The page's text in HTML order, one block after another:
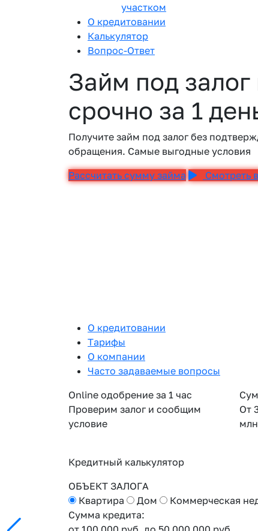
участком
О кредитовании
Калькулятор
Вопрос-Ответ
Займ под
срочно за 1
Получите займ под залог без
обращения. Самые выгодные условия
Рассчитать сумму займа
Смотреть
О кредитовании
Тарифы
О компании
Часто задаваемые вопросы
Online одобрение за 1 час
Проверим залог и сообщим
условие
От
Кредитный калькулятор
ОБЪЕКТ ЗАЛОГА
Квартира
Дом
Коммерческая
Сумма кредита: